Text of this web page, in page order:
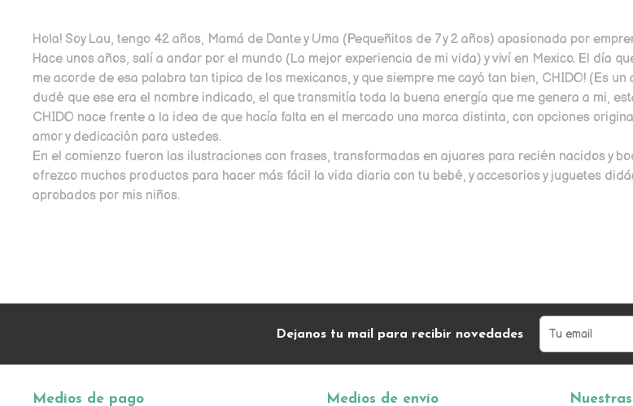
Hola! Soy Lau, tengo 42 años, Mamá de Dante y Uma (Pequeñitos de 7 y 2 años) apasionada por
Hace unos años, salí a andar por el mundo (La mejor experiencia de mi vida) y viví en Mexico. El día
me acorde de esa palabra tan tipica de los mexicanos, y que siempre me cayó tan bien, CHIDO! (Es
dudé que ese era el nombre indicado, el que transmitía toda la buena energía que me genera a mi,
CHIDO nace frente a la idea de que hacía falta en el mercado una marca distinta, con opciones
amor y dedicación para ustedes.
En el comienzo fueron las ilustraciones con frases, transformadas en ajuares para recién nacidos y
ofrezco muchos productos para hacer más fácil la vida diaria con tu bebé, y accesorios y juguetes
aprobados por mis niños.
Dejanos tu mail para recibir novedades
Medios de pago Medios de envío